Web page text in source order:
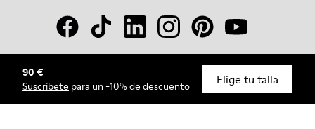
90 €
Suscríbete para un -10% de descuento Elige tu talla
© Camper, 2026